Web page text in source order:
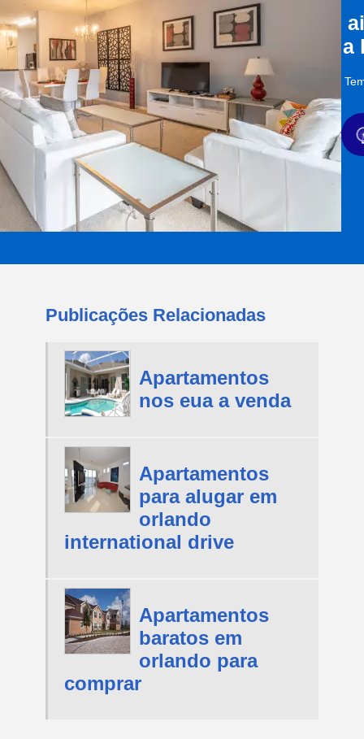
a
Publicações Relacionadas
Apartamentos
nos eua a venda
Apartamentos
para alugar em
orlando
international drive
Apartamentos
baratos em
orlando para
comprar